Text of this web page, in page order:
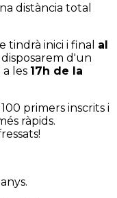
distància total
tindrà inici i final al
disposarem d'un
les 17h de la
primers inscrits i
ràpids.